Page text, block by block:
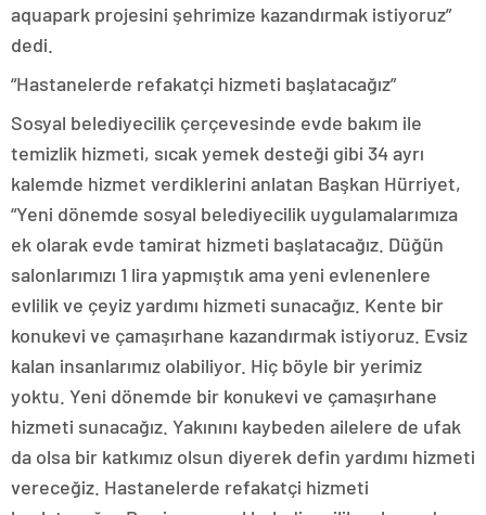
aquapark projesini şehrimize kazandırmak istiyoruz”
dedi.
“Hastanelerde refakatçi hizmeti başlatacağız”
Sosyal belediyecilik çerçevesinde evde bakım ile
temizlik hizmeti, sıcak yemek desteği gibi 34 ayrı
kalemde hizmet verdiklerini anlatan Başkan Hürriyet,
“Yeni dönemde sosyal belediyecilik uygulamalarımıza
ek olarak evde tamirat hizmeti başlatacağız. Düğün
salonlarımızı 1 lira yapmıştık ama yeni evlenenlere
evlilik ve çeyiz yardımı hizmeti sunacağız. Kente bir
konukevi ve çamaşırhane kazandırmak istiyoruz. Evsiz
kalan insanlarımız olabiliyor. Hiç böyle bir yerimiz
yoktu. Yeni dönemde bir konukevi ve çamaşırhane
hizmeti sunacağız. Yakınını kaybeden ailelere de ufak
da olsa bir katkımız olsun diyerek defin yardımı hizmeti
vereceğiz. Hastanelerde refakatçi hizmeti